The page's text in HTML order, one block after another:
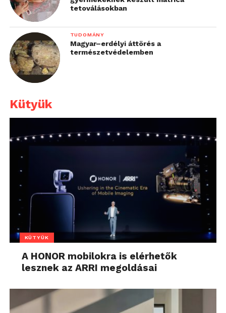
tetoválásokban
TUDOMÁNY
Magyar–erdélyi áttörés a
természetvédelemben
Kütyük
KÜTYÜK
A HONOR mobilokra is elérhetők
lesznek az ARRI megoldásai